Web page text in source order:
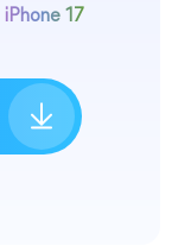
iPhone 17